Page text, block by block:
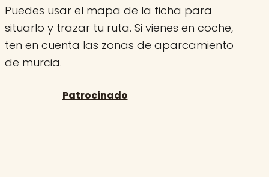
Puedes usar el mapa de la ficha para
situarlo y trazar tu ruta. Si vienes en coche,
ten en cuenta las zonas de aparcamiento
de murcia.